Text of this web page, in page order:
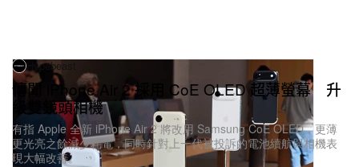
Hypebeast
傳聞 iPhone Air 2 採用 CoE OLED 超薄螢幕 升
級雙鏡頭相機
有指 Apple 全新 iPhone Air 2 將改用 Samsung CoE OLED，更薄
更光亮之餘減少耗電，同時針對上一代被投訴的電池續航與相機表
現大幅改善。